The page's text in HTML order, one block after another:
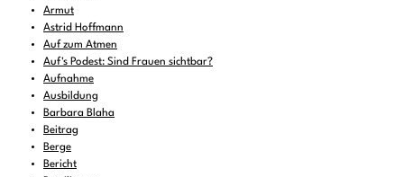
Armut
Astrid Hoffmann
Auf zum Atmen
Auf's Podest: Sind Frauen sichtbar?
Aufnahme
Ausbildung
Barbara Blaha
Beitrag
Berge
Bericht